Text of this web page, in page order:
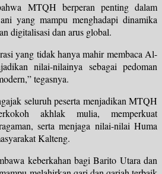
MTQH berperan penting dalam
yang mampu menghadapi dinamika
digitalisasi dan arus global.
yang tidak hanya mahir membaca Al-
nilai-nilainya sebagai pedoman
tegasnya.
seluruh peserta menjadikan MTQH
akhlak mulia, memperkuat
serta menjaga nilai-nilai Huma
Kalteng.
keberkahan bagi Barito Utara dan